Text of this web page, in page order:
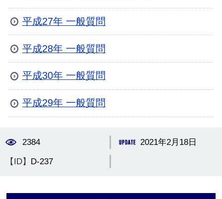
平成27年 一般質問
平成28年 一般質問
平成30年 一般質問
平成29年 一般質問
2384 2021年2月18日
【ID】 D-237